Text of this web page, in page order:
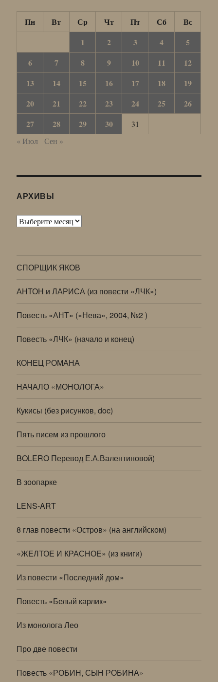
Пн Вт Ср Чт Пт Сб
Вс
1
2 3 4
5
6
7 8 9 10 11
12
13
14 15 16 17 18
19
20
21 22 23 24 25
26
27
28 29 30
31
« Июл
Сен »
АРХИВЫ
Архивы
СПОРЩИК ЯКОВ
АНТОН и ЛАРИСА (из повести «ЛЧК»)
Повесть «АНТ» («Нева», 2004, №2 )
Повесть «ЛЧК» (начало и конец)
КОНЕЦ РОМАНА
НАЧАЛО «МОНОЛОГА»
Кукисы (без рисунков, doc)
Пять писем из прошлого
BOLERO Перевод Е.А.Валентиновой)
В зоопарке
LENS-ART
8 глав повести «Остров» (на английском)
«ЖЕЛТОЕ И КРАСНОЕ» (из книги)
Из повести «Последний дом»
Повесть «Белый карлик»
Из монолога Лео
Про две повести
Повесть «РОБИН, СЫН РОБИНА»